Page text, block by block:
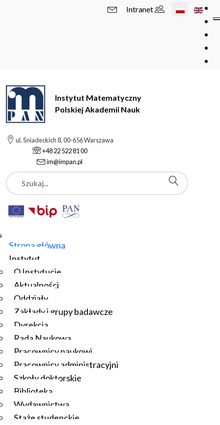
Wybierz swój
Intranet
Instytut Matematyczny
Polskiej Akademii Nauk
ul. Śniadeckich 8, 00-656 Warszawa
+48 22 522 81 00
im@impan.pl
Szukaj
Strona główna
Instytut
O Instytucie
Aktualności
Oddziały
Zakłady i grupy badawcze
Dyrekcja
Rada Naukowa
Pracownicy naukowi
Pracownicy administracyjni
Szkoły doktorskie
Biblioteka
Wydawnictwa
Staże studenckie